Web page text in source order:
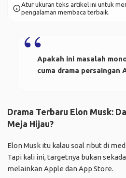
infoAtur ukuran teks artikel ini untuk
pengalaman membaca terbaik.
Apakah ini masalah
cuma drama persaingan
Drama Terbaru Elon Musk:
Meja Hijau?
Elon Musk itu kalau soal ribut di
Tapi kali ini, targetnya bukan
melainkan Apple dan App Store.